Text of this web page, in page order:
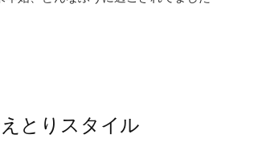
とりスタイル